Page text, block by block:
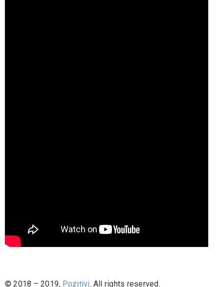
© 2018 – 2019, Pozitivi. All rights reserved.